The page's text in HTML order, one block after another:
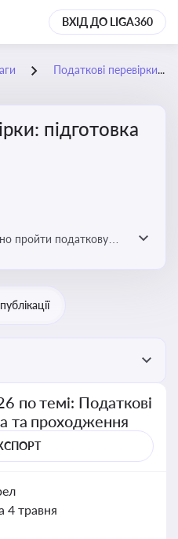
ВХІД ДО LIGA360
Податкові перевірки: підготовка та проходження
підготовка
пройти податкову
по темі: Податкові
та проходження
4 травня